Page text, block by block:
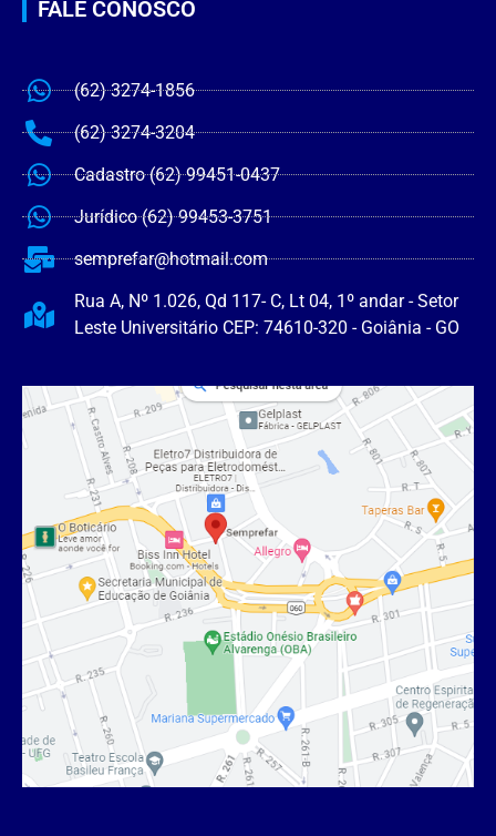
FALE CONOSCO
(62) 3274-1856
(62) 3274-3204
Cadastro (62) 99451-0437
Jurídico (62) 99453-3751
semprefar@hotmail.com
Rua A, Nº 1.026, Qd 117- C, Lt 04, 1º andar - Setor
Leste Universitário CEP: 74610-320 - Goiânia - GO